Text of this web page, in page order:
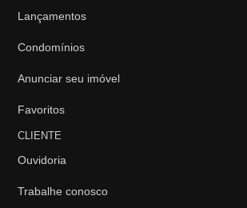
Lançamentos
Condomínios
Anunciar seu imóvel
Favoritos
CLIENTE
Ouvidoria
Trabalhe conosco